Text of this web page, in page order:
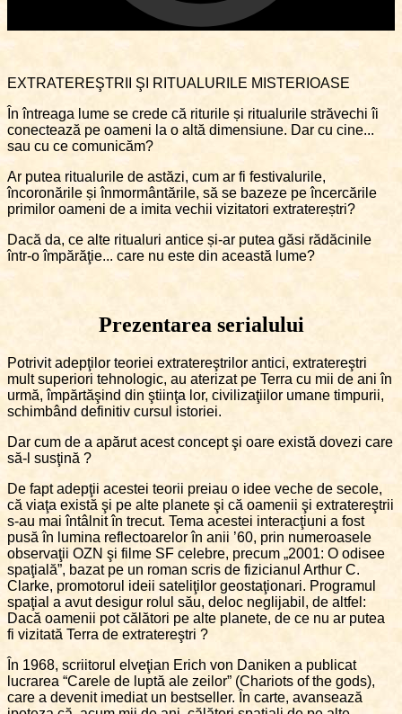
EXTRATEREŞTRII ŞI RITUALURILE MISTERIOASE
În întreaga lume se crede că riturile și ritualurile străvechi îi
conectează pe oameni la o altă dimensiune. Dar cu cine...
sau cu ce comunicăm?
Ar putea ritualurile de astăzi, cum ar fi festivalurile,
încoronările și înmormântările, să se bazeze pe încercările
primilor oameni de a imita vechii vizitatori extratereștri?
Dacă da, ce alte ritualuri antice și-ar putea găsi rădăcinile
într-o împărăţie... care nu este din această lume?
Prezentarea serialului
Potrivit adepţilor teoriei extratereştrilor antici, extratereştri
mult superiori tehnologic, au aterizat pe Terra cu mii de ani în
urmă, împărtăşind din ştiinţa lor, civilizaţiilor umane timpurii,
schimbând definitiv cursul istoriei.
Dar cum de a apărut acest concept şi oare există dovezi care
să-l susţină ?
De fapt adepţii acestei teorii preiau o idee veche de secole,
că viaţa există şi pe alte planete şi că oamenii şi extratereştrii
s-au mai întâlnit în trecut. Tema acestei interacţiuni a fost
pusă în lumina reflectoarelor în anii ’60, prin numeroasele
observaţii OZN şi filme SF celebre, precum „2001: O odisee
spaţială”, bazat pe un roman scris de fizicianul Arthur C.
Clarke, promotorul ideii sateliţilor geostaţionari. Programul
spaţial a avut desigur rolul său, deloc neglijabil, de altfel:
Dacă oamenii pot călători pe alte planete, de ce nu ar putea
fi vizitată Terra de extratereştri ?
În 1968, scriitorul elveţian Erich von Daniken a publicat
lucrarea “Carele de luptă ale zeilor” (Chariots of the gods),
care a devenit imediat un bestseller. În carte, avansează